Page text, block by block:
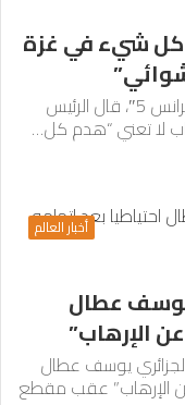
كل شيء في غزة
في مقابلة تلفزيونية الأربعاء على قناة “فرانس 5″، قال الرئيس
لا تعني “هدم كل…
أخبار العالم
يوسف عطال
الإرهاب”
يوسف عطال
عن الإرهاب” عقب مقطع